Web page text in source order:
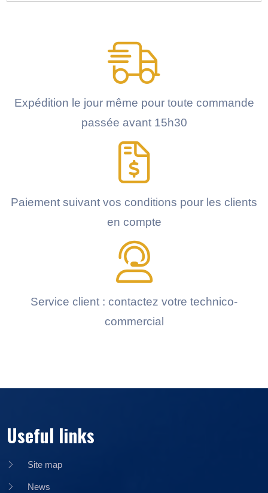
Expédition le jour même pour toute commande
passée avant 15h30
Paiement suivant vos conditions pour les clients
en compte
Service client : contactez votre technico-
commercial
Useful links
Site map
News